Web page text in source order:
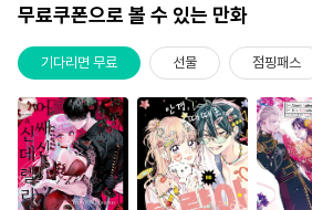
무료쿠폰으로 볼 수 있는 만화
기다리면 무료 선물 점핑패스